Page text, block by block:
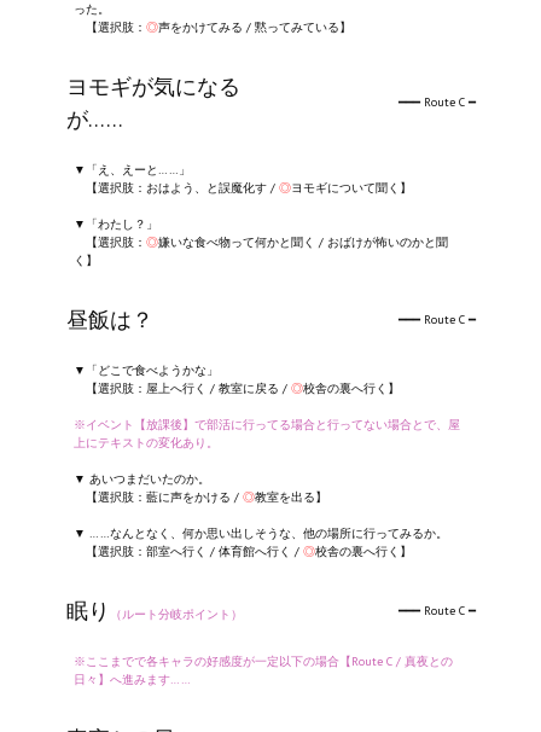
った。
【選択肢： ◎声をかけてみる / 黙ってみている】
ヨモギが気になる
が……
━━━ Route C ━
▼「え、えーと……」
【選択肢：おはよう、と誤魔化す / ◎ヨモギについて聞く】
▼「わたし？」
【選択肢： ◎嫌いな食べ物って何かと聞く / おばけが怖いのかと聞
く】
昼飯は？ ━━━ Route C ━
▼「どこで食べようかな」
【選択肢：屋上へ行く / 教室に戻る / ◎校舎の裏へ行く】
※イベント【放課後】で部活に行ってる場合と行ってない場合とで、屋
上にテキストの変化あり。
▼ あいつまだいたのか。
【選択肢：藍に声をかける / ◎教室を出る】
▼ ……なんとなく、何か思い出しそうな、他の場所に行ってみるか。
【選択肢：部室へ行く / 体育館へ行く / ◎校舎の裏へ行く】
眠り （ルート分岐ポイント） ━━━ Route C ━
※ここまでで各キャラの好感度が一定以下の場合【Route C / 真夜との
日々】へ進みます……